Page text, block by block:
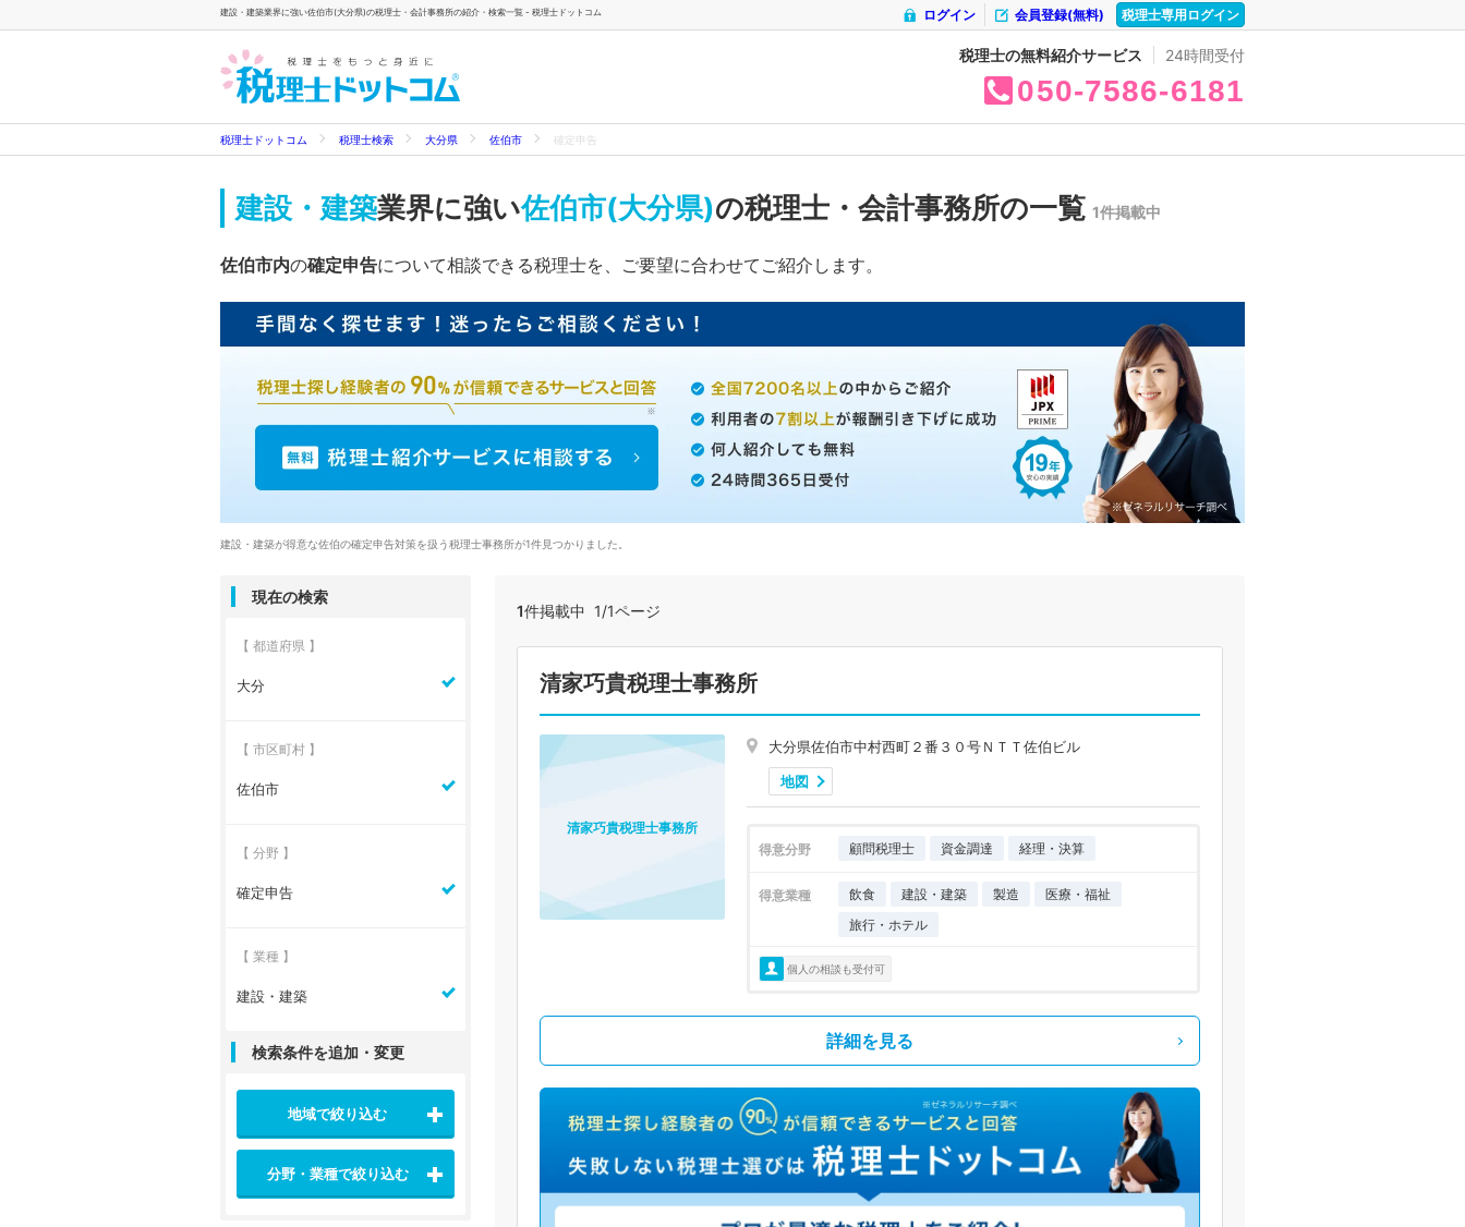
建設・建築業界に強い佐伯市(大分県)の税理士・会計事務所の紹介・検索一覧 - 税理士ドットコム 税理士専用ログイン
会員登録(無料)
ログイン
税理士の無料紹介サービス 24時間受付
050 7586 6181
税理士ドットコム 税理士検索 大分県 佐伯市 確定申告
建設・建築業界に強い佐伯市(大分県)の税理士・会計事務所の一覧 1件掲載中
佐伯市内の確定申告について相談できる税理士を、ご要望に合わせてご紹介します。
建設・建築が得意な佐伯の確定申告対策を扱う税理士事務所が1件見つかりました。
1件掲載中 1/1ページ
清家巧貴税理士事務所
大分県佐伯市中村西町２番３０号ＮＴＴ佐伯ビル
地図
得意分野 顧問税理士 資金調達 経理・決算
得意業種 飲食 建設・建築 製造
医療・福祉
旅行・ホテル
個人の相談も受付可
清家巧貴税理士事務所
詳細を見る
現在の検索
【 都道府県 】
大分
【 市区町村 】
佐伯市
【 分野 】
確定申告
【 業種 】
建設・建築
検索条件を追加・変更
地域で絞り込む
分野・業種で絞り込む